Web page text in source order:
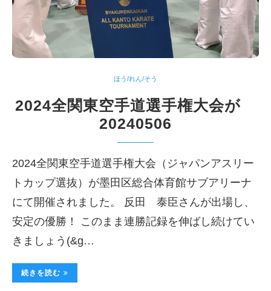
ほう/れん/そう
2024全関東空手道選手権大会が
20240506
2024全関東空手道選手権大会（ジャパンアスリー
トカップ選抜）が墨田区総合体育館サブアリーナ
にて開催されました。 反田 泰臣さんが出場し、
安定の優勝！ このまま連勝記録を伸ばし続けてい
きましょう(&g…
続きを読む